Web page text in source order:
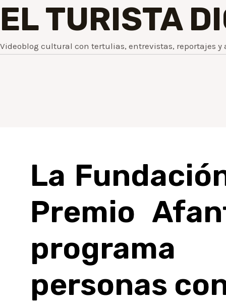
EL TURISTA
Videoblog cultural con tertulias, entrevistas, reportajes y
La
Premio
personas